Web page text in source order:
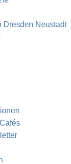
Dresden Neustadt